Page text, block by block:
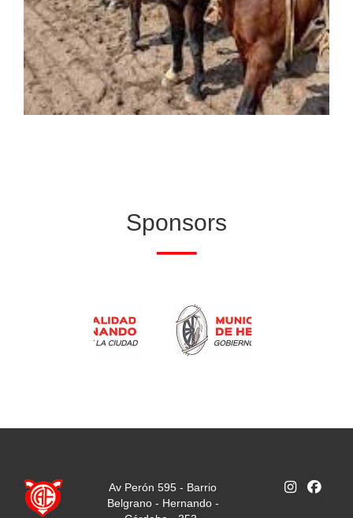
Sponsors
Av Perón 595 - Barrio
Belgrano - Hernando -